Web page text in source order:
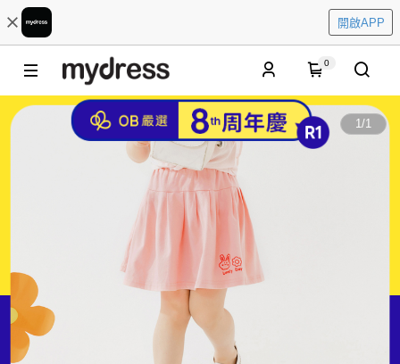
開啟APP
0
1/1